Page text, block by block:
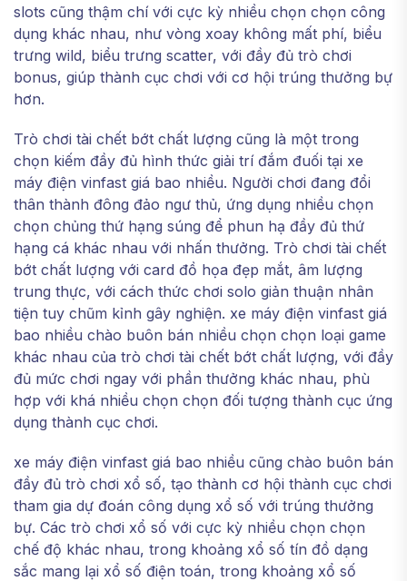
slots cũng thậm chí với cực kỳ nhiều chọn chọn công
dụng khác nhau, như vòng xoay không mất phí, biểu
trưng wild, biểu trưng scatter, với đầy đủ trò chơi
bonus, giúp thành cục chơi với cơ hội trúng thưởng bự
hơn.
Trò chơi tài chết bớt chất lượng cũng là một trong
chọn kiếm đầy đủ hình thức giải trí đắm đuối tại xe
máy điện vinfast giá bao nhiều. Người chơi đang đổi
thân thành đông đảo ngư thủ, ứng dụng nhiều chọn
chọn chủng thứ hạng súng để phun hạ đầy đủ thứ
hạng cá khác nhau với nhấn thưởng. Trò chơi tài chết
bớt chất lượng với card đồ họa đẹp mắt, âm lượng
trung thực, với cách thức chơi solo giản thuận nhân
tiện tuy chũm kỉnh gây nghiện. xe máy điện vinfast giá
bao nhiều chào buôn bán nhiều chọn chọn loại game
khác nhau của trò chơi tài chết bớt chất lượng, với đầy
đủ mức chơi ngay với phần thưởng khác nhau, phù
hợp với khá nhiều chọn chọn đối tượng thành cục ứng
dụng thành cục chơi.
xe máy điện vinfast giá bao nhiều cũng chào buôn bán
đầy đủ trò chơi xổ số, tạo thành cơ hội thành cục chơi
tham gia dự đoán công dụng xổ số với trúng thưởng
bự. Các trò chơi xổ số với cực kỳ nhiều chọn chọn
chế độ khác nhau, trong khoảng xổ số tín đồ dạng
sắc mang lại xổ số điện toán, trong khoảng xổ số